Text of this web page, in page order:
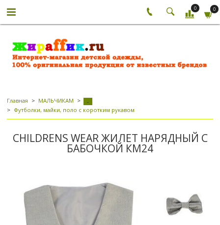
0 0
Главная МАЛЬЧИКАМ
-
Футболки, майки, поло с коротким рукавом
CHILDRENS WEAR ЖИЛЕТ НАРЯДНЫЙ С
БАБОЧКОЙ КМ24